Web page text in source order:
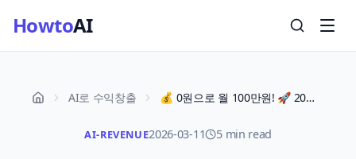
HowtoAI
AI로 수익창출 💰 0원으로 월 100만원! 🚀 2026년 최신 AI 제휴 마케팅: 초보를 위한 '실전 수익화 완벽 가이드'
AI-REVENUE2026-03-11 5 min read